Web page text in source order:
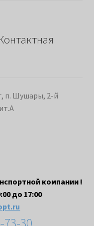
п. Шушары, 2-й
компании !
до 17:00
73-30